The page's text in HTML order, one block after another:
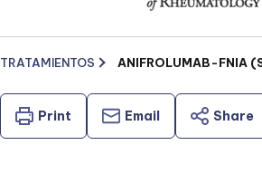
TRATAMIENTOS ANIFROLUMAB-FNIA
Print Email Share